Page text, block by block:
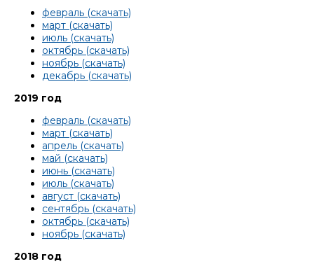
февраль (скачать)
март (скачать)
июль (скачать)
октябрь (скачать)
ноябрь (скачать)
декабрь (скачать)
2019 год
февраль (скачать)
март (скачать)
апрель (скачать)
май (скачать)
июнь (скачать)
июль (скачать)
август (скачать)
сентябрь (скачать)
октябрь (скачать)
ноябрь (скачать)
2018 год